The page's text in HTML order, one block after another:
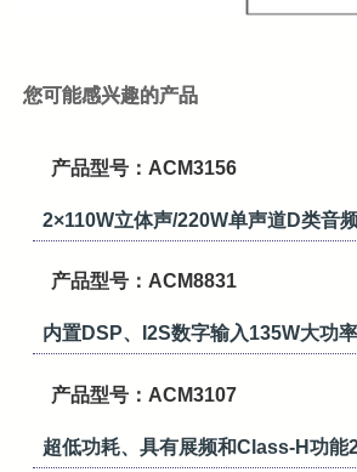
您可能感兴趣的产品
产品型号：ACM3156
2×110W立体声/220W单声道D类音
产品型号：ACM8831
内置DSP、I2S数字输入135W大功
产品型号：ACM3107
超低功耗、具有展频和Class-H功